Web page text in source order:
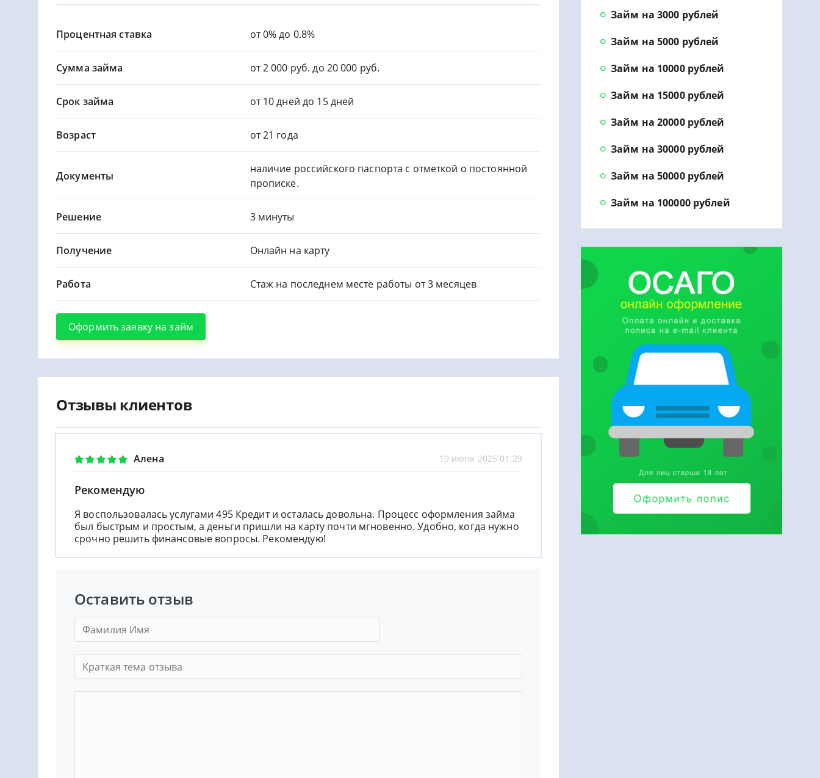
Процентная ставка от 0% до 0.8%
Сумма займа от 2 000 руб. до 20 000 руб.
Срок займа от 10 дней до 15 дней
Возраст от 21 года
Документы
наличие российского паспорта с отметкой о постоянной
прописке.
Решение 3 минуты
Получение Онлайн на карту
Работа Стаж на последнем месте работы от 3 месяцев
Оформить заявку на займ
Отзывы клиентов
Алена 19 июня 2025 01:29
Рекомендую
Я воспользовалась услугами 495 Кредит и осталась довольна. Процесс оформления займа
был быстрым и простым, а деньги пришли на карту почти мгновенно. Удобно, когда нужно
срочно решить финансовые вопросы. Рекомендую!
Оставить отзыв
Займ на 3000 рублей
Займ на 5000 рублей
Займ на 10000 рублей
Займ на 15000 рублей
Займ на 20000 рублей
Займ на 30000 рублей
Займ на 50000 рублей
Займ на 100000 рублей